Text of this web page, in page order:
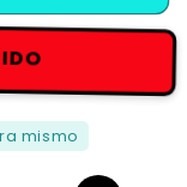
mismo